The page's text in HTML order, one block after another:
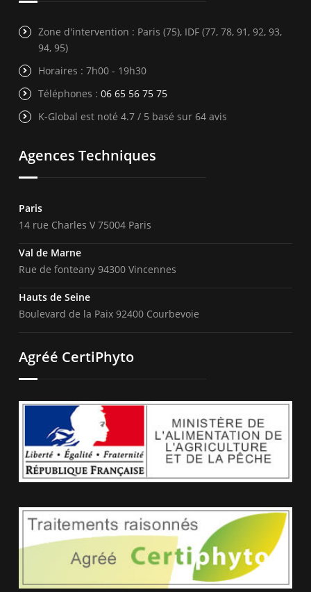
Zone d'intervention : Paris (75), IDF (77, 78, 91, 92, 93,
94, 95)
Horaires : 7h00 - 19h30
Téléphones : 06 65 56 75 75
K-Global est noté 4.7 / 5 basé sur 64 avis
Agences Techniques
Paris
14 rue Charles V 75004 Paris
Val de Marne
Rue de fonteany 94300 Vincennes
Hauts de Seine
Boulevard de la Paix 92400 Courbevoie
Agréé CertiPhyto